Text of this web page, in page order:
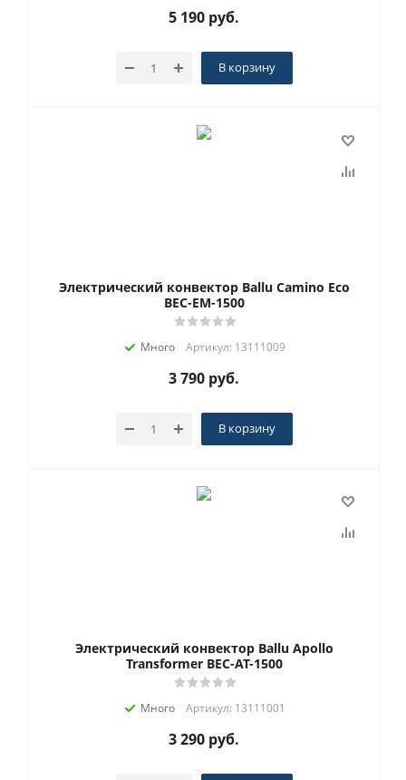
5 190 руб.
В корзину
Электрический конвектор Ballu Camino Eco
BEC-EM-1500
Много Артикул: 13111009
3 790 руб.
В корзину
Электрический конвектор Ballu Apollo
Transformer BEC-AT-1500
Много Артикул: 13111001
3 290 руб.